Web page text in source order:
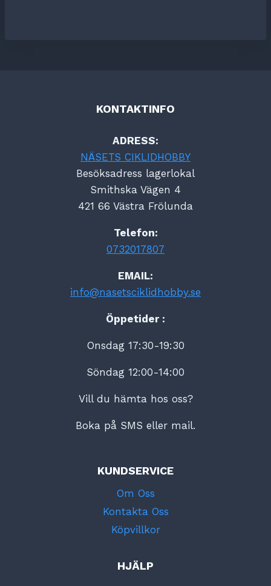
KONTAKTINFO
ADRESS:
NÄSETS CIKLIDHOBBY
Besöksadress lagerlokal
Smithska Vägen 4
421 66 Västra Frölunda
Telefon:
0732017807
EMAIL:
info@nasetsciklidhobby.se
Öppetider :
Onsdag 17:30-19:30
Söndag 12:00-14:00
Vill du hämta hos oss?
Boka på SMS eller mail.
KUNDSERVICE
Om Oss
Kontakta Oss
Köpvillkor
HJÄLP